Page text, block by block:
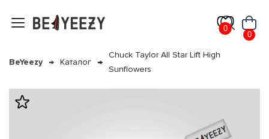
0
0
BeYeezy Каталог
Chuck Taylor All Star Lift High
Sunflowers